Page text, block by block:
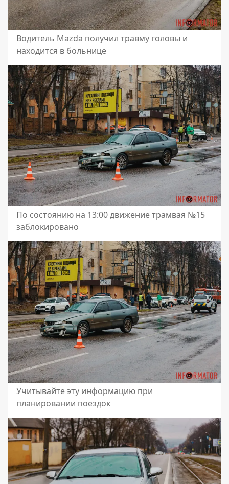
Водитель Mazda получил травму головы и
находится в больнице
По состоянию на 13:00 движение трамвая №15
заблокировано
Учитывайте эту информацию при
планировании поездок